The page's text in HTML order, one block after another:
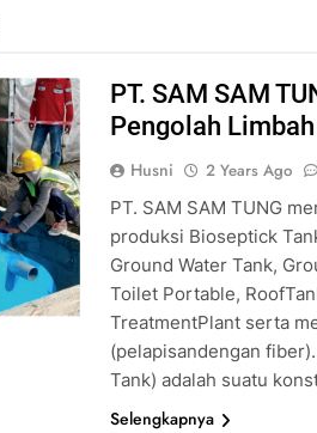
PT. SAM SAM
Pengolah
Husni 2 Years Ago
PT. SAM SAM TUNG
produksi Bioseptick
Ground Water Tank,
Toilet Portable,
TreatmentPlant serta
(pelapisandengan
Tank) adalah suatu
Selengkapnya